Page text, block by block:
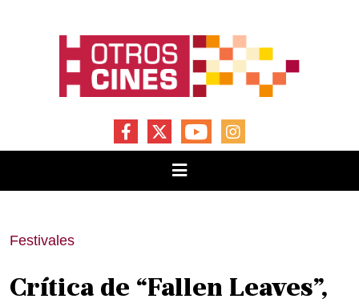
FACEBOOKYOUTUBEINSTAGRAM
Festivales
Crítica de “Fallen Leaves”,